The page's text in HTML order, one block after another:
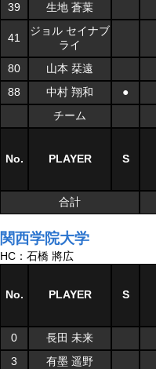
39
生地 蒼葉
41
ジョル セイナブ
ライ
80 山本 栞遠
88
中村 翔和 ●
チーム
No. PLAYER S
合計
関西学院大学
HC：石橋 將広
No. PLAYER S
0 長田 未来
3
有墨 遥野